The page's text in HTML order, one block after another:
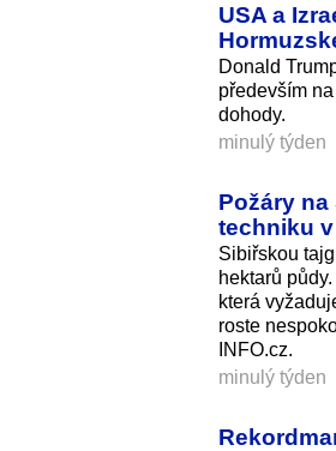
USA a
Donald
především
dohody.
minulý týden
Požáry
techniku
Sibiřskou
hektarů
která
roste
INFO.cz.
minulý týden